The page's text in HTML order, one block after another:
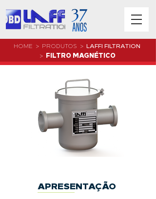
HOME > PRODUTOS > LAFFI FILTRATION
> FILTRO MAGNÉTICO
APRESENTAÇÃO